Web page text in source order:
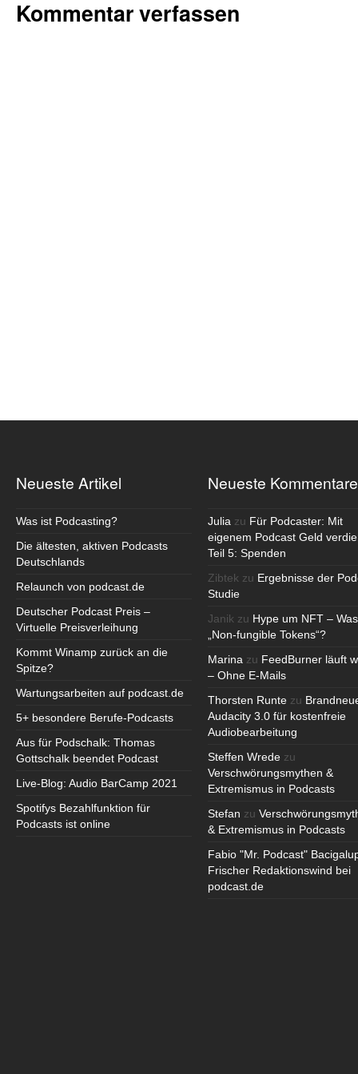
Kommentar verfassen
Neueste Artikel
Was ist Podcasting?
Die ältesten, aktiven Podcasts
Deutschlands
Relaunch von podcast.de
Deutscher Podcast Preis –
Virtuelle Preisverleihung
Kommt Winamp zurück an die
Spitze?
Wartungsarbeiten auf podcast.de
5+ besondere Berufe-Podcasts
Aus für Podschalk: Thomas
Gottschalk beendet Podcast
Live-Blog: Audio BarCamp 2021
Spotifys Bezahlfunktion für
Podcasts ist online
Neueste Kommentare
Julia zu Für Podcaster: Mit
eigenem Podcast Geld
Teil 5: Spenden
Zibtek zu Ergebnisse der
Studie
Janik zu Hype um NFT –
„Non-fungible Tokens“?
Marina zu FeedBurner läuft
– Ohne E-Mails
Thorsten Runte zu
Audacity 3.0 für kostenfreie
Audiobearbeitung
Steffen Wrede zu
Verschwörungsmythen &
Extremismus in Podcasts
Stefan zu
& Extremismus in Podcasts
Fabio "Mr. Podcast"
Frischer Redaktionswind bei
podcast.de